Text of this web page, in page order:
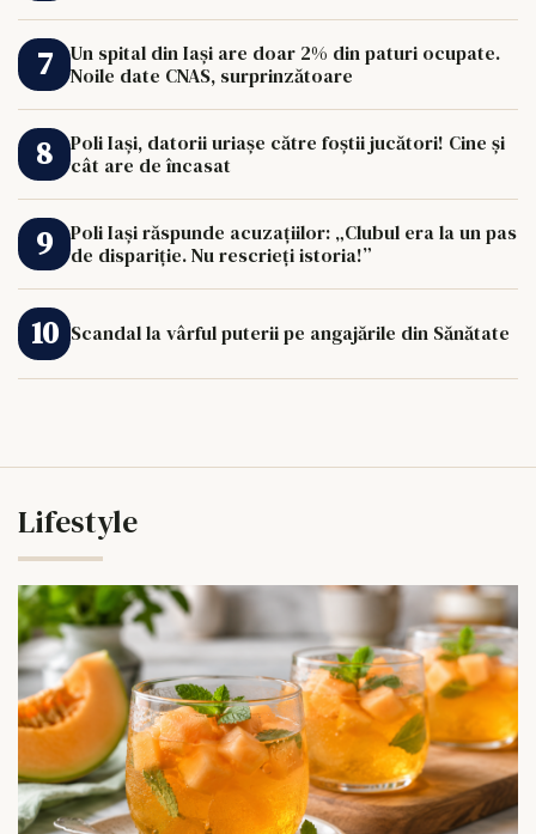
Un spital din Iași are doar 2% din paturi ocupate.
Noile date CNAS, surprinzătoare
Poli Iași, datorii uriașe către foștii jucători! Cine și
cât are de încasat
Poli Iași răspunde acuzațiilor: „Clubul era la un pas
de dispariție. Nu rescrieți istoria!”
Scandal la vârful puterii pe angajările din Sănătate
Lifestyle